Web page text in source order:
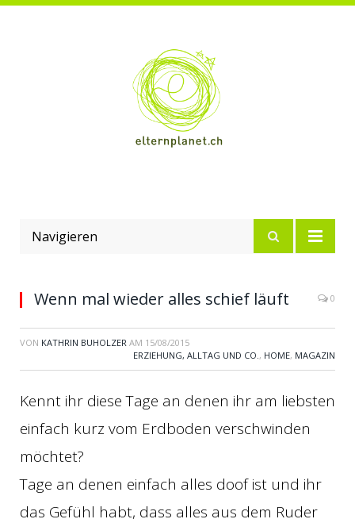
Navigieren
Wenn mal wieder alles schief läuft 0
VON KATHRIN BUHOLZER AM 15/08/2015
ERZIEHUNG, ALLTAG UND CO., HOME, MAGAZIN
Kennt ihr diese Tage an denen ihr am liebsten
einfach kurz vom Erdboden verschwinden
möchtet?
Tage an denen einfach alles doof ist und ihr
das Gefühl habt, dass alles aus dem Ruder